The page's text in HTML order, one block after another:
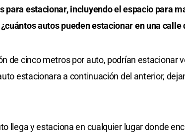
para estacionar, incluyendo el espacio para
autos pueden estacionar en una calle
de cinco metros por auto, podrían estacionar
estacionara a continuación del anterior,
llega y estaciona en cualquier lugar donde